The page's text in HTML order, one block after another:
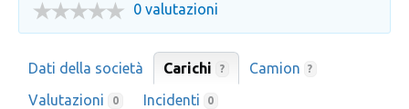
0 valutazioni
Dati della società Carichi ? Camion ?
Valutazioni 0 Incidenti 0